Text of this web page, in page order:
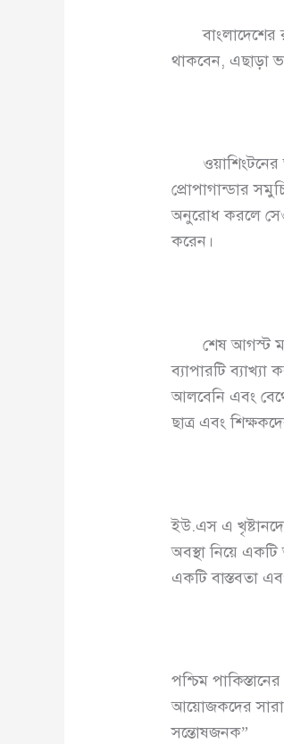
বাংলাদেশের
থাকবেন, এছাড়া
ওয়াশিংটনের
প্রোপাগান্ডার
অনুরোধ করলে সেও
করেন।
শেষ আগস্ট মাস
ব্যাপারটি
আলবেনি এবং
ছাত্র এবং
ইউ.এস এ
অবস্থা নিয়ে
একটি বাস্তবতা
পশ্চিম
আয়োজকদের
সন্তোষজনক”